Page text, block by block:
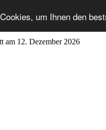
um Ihnen den
am 12. Dezember 2026